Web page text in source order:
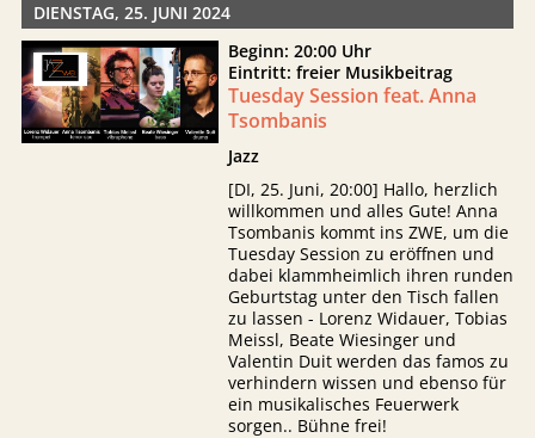
DIENSTAG, 25. JUNI 2024
Beginn: 20:00 Uhr
Eintritt: freier Musikbeitrag
Tuesday Session feat. Anna
Tsombanis
Jazz
[DI, 25. Juni, 20:00] Hallo, herzlich
willkommen und alles Gute! Anna
Tsombanis kommt ins ZWE, um die
Tuesday Session zu eröffnen und
dabei klammheimlich ihren runden
Geburtstag unter den Tisch fallen
zu lassen - Lorenz Widauer, Tobias
Meissl, Beate Wiesinger und
Valentin Duit werden das famos zu
verhindern wissen und ebenso für
ein musikalisches Feuerwerk
sorgen.. Bühne frei!